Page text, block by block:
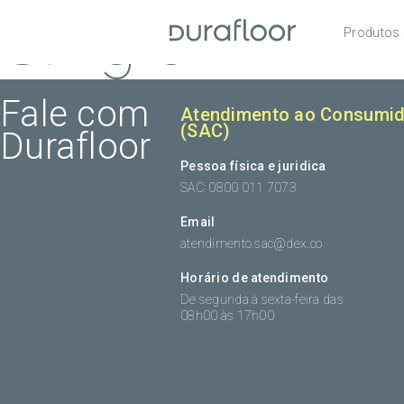
Produtos
Single
Fale com
Durafloor
Atendimento ao
(SAC)
Pessoa física e juridica
SAC: 0800 011 7073
Email
atendimento.sac@dex.co
Horário de atendimento
De segunda à sexta-feira das
08h00 às 17h00